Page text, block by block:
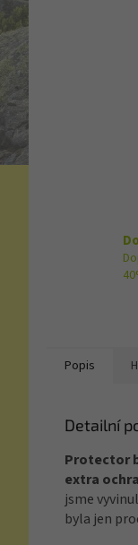
Popis
Detailní
Protector
extra
jsme
byla jen